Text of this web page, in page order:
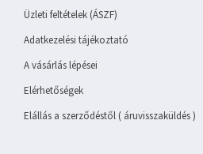
Üzleti feltételek (ÁSZF)
Adatkezelési tájékoztató
A vásárlás lépései
Elérhetőségek
Elállás a szerződéstől ( áruvisszaküldés )